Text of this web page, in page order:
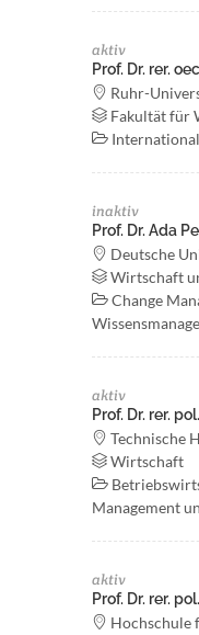
aktiv
Prof. Dr. rer.
Ruhr-
Fakultät für
inaktiv
Prof. Dr. Ada
Deutsche
Wirtschaft
Change
aktiv
Prof. Dr. rer.
Technische
Wirtschaft
Management
aktiv
Prof. Dr. rer.
Hochschule